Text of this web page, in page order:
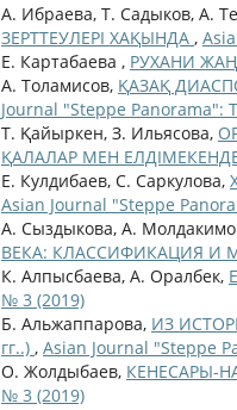
А. Ибраева, Т. Садыков, А.
ЗЕРТТЕУЛЕРІ ХАҚЫНДА ,
Е. Картабаева , РУХАНИ
А. Толамисов, ҚАЗАҚ
Journal "Steppe Panorama":
Т. Қайыркен, З. Ильясова,
ҚАЛАЛАР МЕН
Е. Кулдибаев, С. Саркулова,
Asian Journal "Steppe
А. Сыздыкова, А.
ВЕКА: КЛАССИФИКАЦИЯ И
К. Алпысбаева, А. Оралбек,
№ 3 (2019)
Б. Альжаппарова, ИЗ
гг..) , Asian Journal "Steppe
О. Жолдыбаев, КЕНЕСАРЫ-
№ 3 (2019)